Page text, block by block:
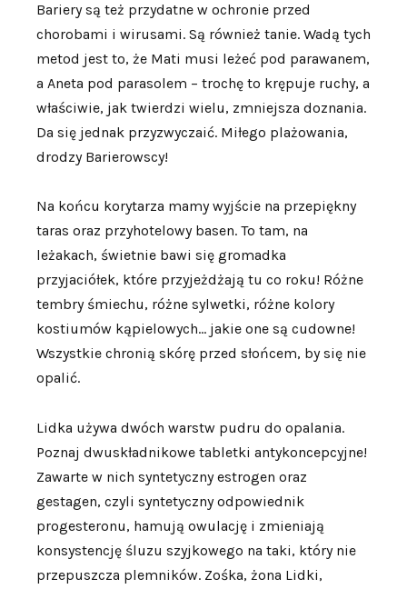
Bariery są też przydatne w ochronie przed
chorobami i wirusami. Są również tanie. Wadą tych
metod jest to, że Mati musi leżeć pod parawanem,
a Aneta pod parasolem – trochę to krępuje ruchy, a
właściwie, jak twierdzi wielu, zmniejsza doznania.
Da się jednak przyzwyczaić. Miłego plażowania,
drodzy Barierowscy!
Na końcu korytarza mamy wyjście na przepiękny
taras oraz przyhotelowy basen. To tam, na
leżakach, świetnie bawi się gromadka
przyjaciółek, które przyjeżdżają tu co roku! Różne
tembry śmiechu, różne sylwetki, różne kolory
kostiumów kąpielowych… jakie one są cudowne!
Wszystkie chronią skórę przed słońcem, by się nie
opalić.
Lidka używa dwóch warstw pudru do opalania.
Poznaj dwuskładnikowe tabletki antykoncepcyjne!
Zawarte w nich syntetyczny estrogen oraz
gestagen, czyli syntetyczny odpowiednik
progesteronu, hamują owulację i zmieniają
konsystencję śluzu szyjkowego na taki, który nie
przepuszcza plemników. Zośka, żona Lidki,